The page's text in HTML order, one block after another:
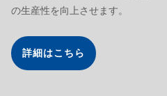
の生産性を向上させます。
詳細はこちら